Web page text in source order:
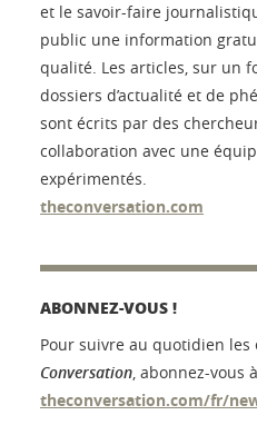
et le savoir-faire
public une information
qualité. Les articles, sur un
dossiers d’actualité et de
sont écrits par des
collaboration avec une
expérimentés.
theconversation.com
ABONNEZ-VOUS !
Pour suivre au quotidien les
Conversation, abonnez-vous
theconversation.com/fr/